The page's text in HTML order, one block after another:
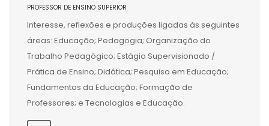
PROFESSOR DE ENSINO SUPERIOR
Interesse, reflexões e produções ligadas às seguintes
áreas: Educação; Pedagogia; Organização do
Trabalho Pedagógico; Estágio Supervisionado /
Prática de Ensino; Didática; Pesquisa em Educação;
Fundamentos da Educação; Formação de
Professores; e Tecnologias e Educação.